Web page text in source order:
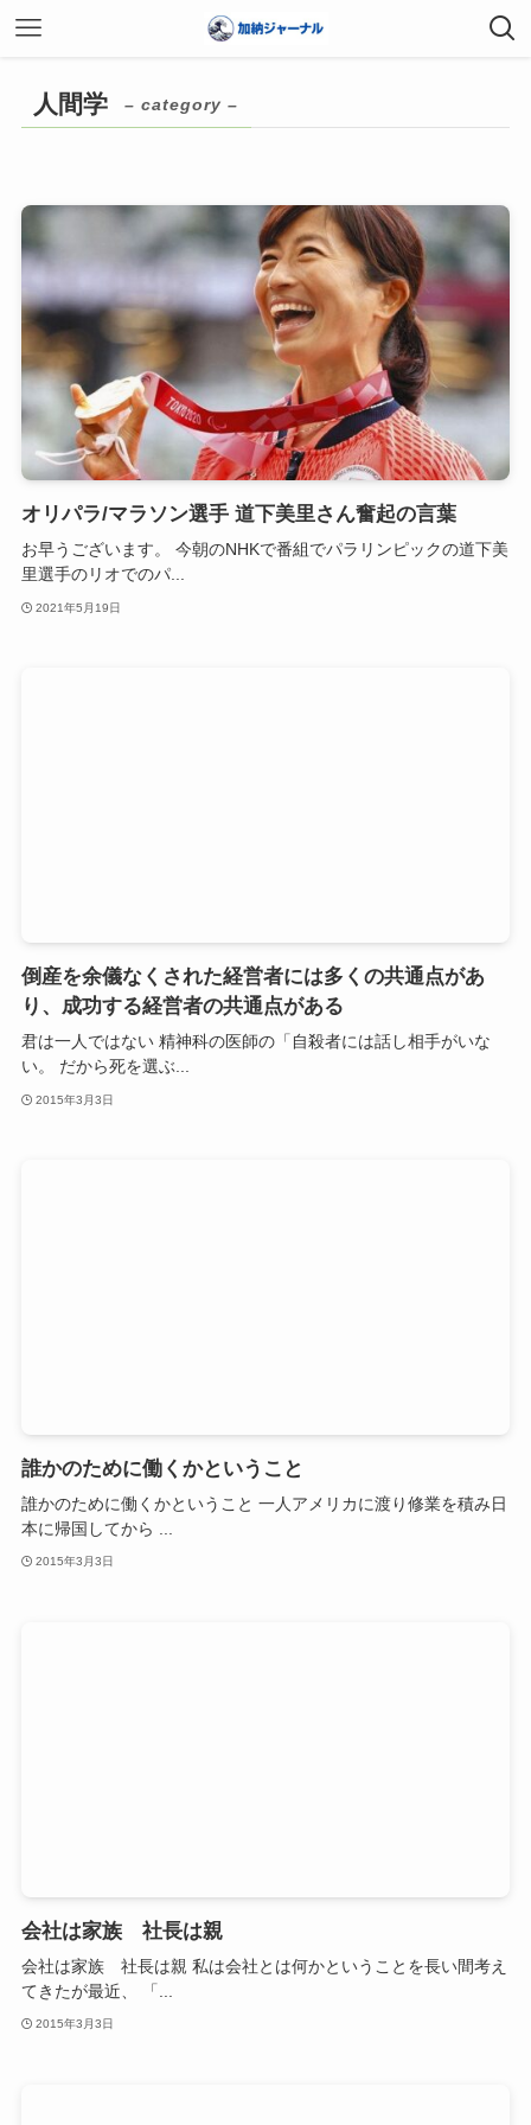
人間学 – category –
オリパラ/マラソン選手 道下美里さん奮起の言葉
お早うございます。 今朝のNHKで番組でパラリンピックの道下美
里選手のリオでのパ...
2021年5月19日
倒産を余儀なくされた経営者には多くの共通点があ
り、成功する経営者の共通点がある
君は一人ではない 精神科の医師の「自殺者には話し相手がいな
い。 だから死を選ぶ...
2015年3月3日
誰かのために働くかということ
誰かのために働くかということ 一人アメリカに渡り修業を積み日
本に帰国してから ...
2015年3月3日
会社は家族 社長は親
会社は家族 社長は親 私は会社とは何かということを長い間考え
てきたが最近、 「...
2015年3月3日